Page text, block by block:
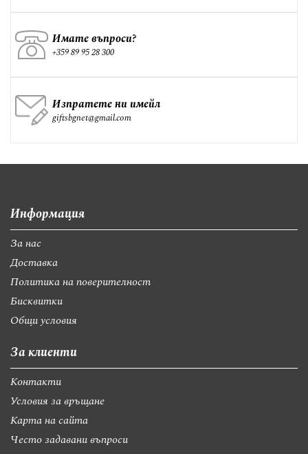
Имате въпроси?
+359 89 95 28 300
Изпратете ни имейл
giftsbgnet@gmail.com
Информация
За нас
Доставка
Политика на поверителност
Бисквитки
Общи условия
За клиенти
Контакти
Условия за връщане
Карта на сайта
Често задавани въпроси